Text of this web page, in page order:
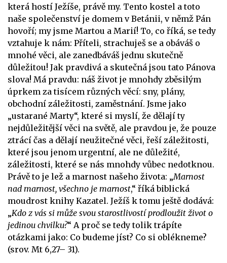
která hostí Ježíše, právě my. Tento kostel a toto
naše společenství je domem v Betánii, v němž Pán
hovoří; my jsme Martou a Marií! To, co říká, se tedy
vztahuje k nám: Příteli, strachuješ se a obáváš o
mnohé věci, ale zanedbáváš jednu skutečně
důležitou! Jak pravdivá a skutečná jsou tato Pánova
slova! Má pravdu: náš život je mnohdy zběsilým
úprkem za tisícem různých věcí: sny, plány,
obchodní záležitosti, zaměstnání. Jsme jako
„ustarané Marty“, které si myslí, že dělají ty
nejdůležitější věci na světě, ale pravdou je, že pouze
ztrácí čas a dělají neužitečné věci, řeší záležitosti,
které jsou jenom urgentní, ale ne důležité,
záležitosti, které se nás mnohdy vůbec nedotknou.
Právě to je lež a marnost našeho života: „Marnost
nad marnost, všechno je marnost,“ říká biblická
moudrost knihy Kazatel. Ježíš k tomu ještě dodává:
„Kdo z vás si může svou starostlivostí prodloužit život o
jedinou chvilku?“ A proč se tedy tolik trápíte
otázkami jako: Co budeme jíst? Co si oblékneme?
(srov. Mt 6,27– 31).